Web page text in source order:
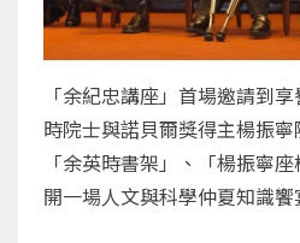
「余紀忠講座」首場邀請到
時院士與諾貝爾獎得主楊振
「余英時書架」、「楊振寧
開一場人文與科學仲夏知識饗